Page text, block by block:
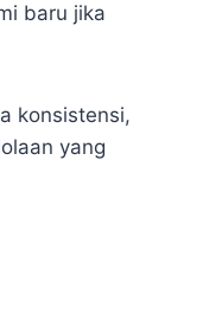
baru jika
konsistensi,
yang